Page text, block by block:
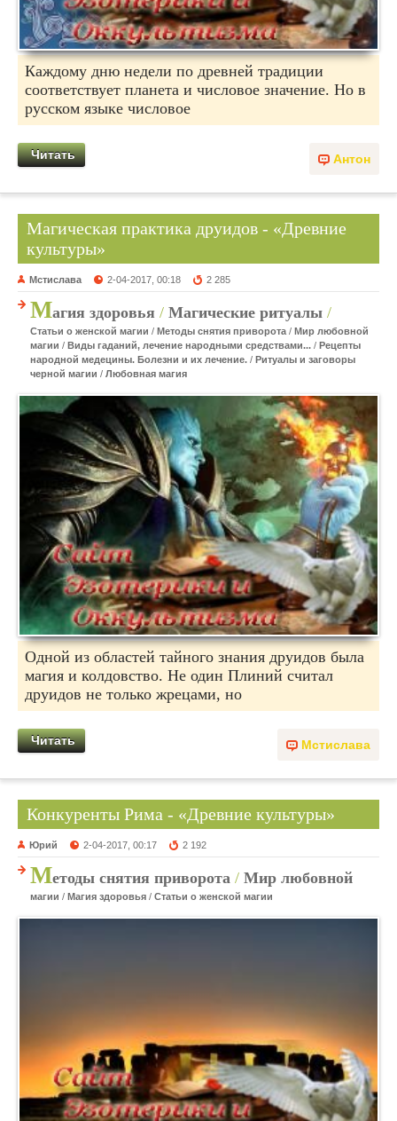
Каждому дню недели по древней традиции
соответствует планета и числовое значение. Но в
русском языке числовое
Антон
Читать
Магическая практика друидов - «Древние
культуры»
Мстислава 2-04-2017, 00:18 2 285
Магия здоровья / Магические ритуалы /
Статьи о женской магии / Методы снятия приворота / Мир любовной
магии / Виды гаданий, лечение народными средствами... / Рецепты
народной медецины. Болезни и их лечение. / Ритуалы и заговоры
черной магии / Любовная магия
Одной из областей тайного знания друидов была
магия и колдовство. Не один Плиний считал
друидов не только жрецами, но
Мстислава
Читать
Конкуренты Рима - «Древние культуры»
Юрий 2-04-2017, 00:17 2 192
Методы снятия приворота / Мир любовной
магии / Магия здоровья / Статьи о женской магии